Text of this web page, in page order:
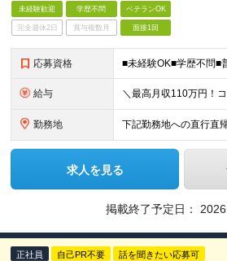
未経験歓迎 学歴不問 ベテランOK
完全週休2日 賞与複数月 面接1回
応募資格
給与
勤務地
求人を見る
掲載終了予定日：
正社員 自己PR不要 話を聞きたい応募可